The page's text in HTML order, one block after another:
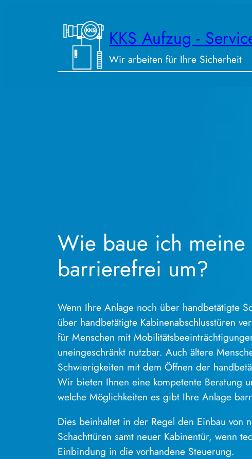
KKS Aufzug ‑
Wir arbeiten für Ihre Sicherheit
Wie baue ich meine
barrierefrei um?
Wenn Ihre Anlage noch über handbetätigte
über handbetätigte Kabinenabschlusstüren
für Menschen mit
uneingeschränkt nutzbar. Auch ältere
Schwierigkeiten mit dem Öffnen der
Wir bieten Ihnen eine kompetente Beratung
welche Möglichkeiten es gibt Ihre Anlage
Dies beinhaltet in der Regel den Einbau von
Schachttüren samt neuer Kabinentür, wenn
Einbindung in die vorhandene Steuerung.